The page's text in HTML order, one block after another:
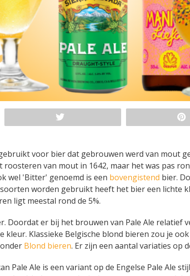
voor bier dat gebrouwen werd van mout
van mout in 1642, maar het was pas
wel 'Bitter' genoemd is een bovengistend bier.
worden gebruikt heeft het bier een lichte
ligt meestal rond de 5%.
Doordat er bij het brouwen van Pale Ale relatief
Klassieke Belgische blond bieren zou je
Blond bieren. Er zijn een aantal variaties op
Pale Ale is een variant op de Engelse Pale Ale